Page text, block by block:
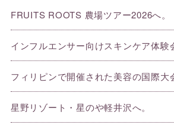
FRUITS ROOTS 農場ツアー2026へ。
インフルエンサー向けスキンケア体験
フィリピンで開催された美容の国際大
星野リゾート・星のや軽井沢へ。